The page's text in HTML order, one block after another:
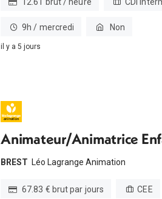
9h / mercredi Non
il y a 5 jours
Animateur/Animatrice
BREST Léo Lagrange Animation
67.83 € brut par jours CEE